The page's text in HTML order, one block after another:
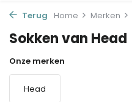
Terug Home Merken
Sokken van Head
Onze merken
Head